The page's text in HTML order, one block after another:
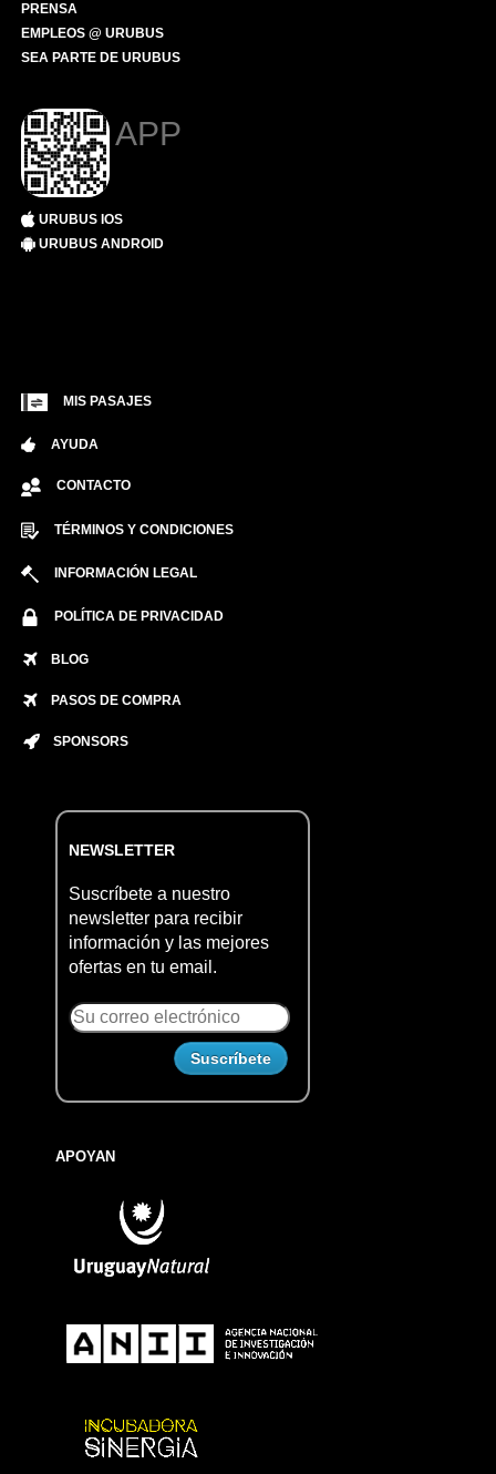
PRENSA
EMPLEOS @ URUBUS
SEA PARTE DE URUBUS
APP
URUBUS IOS
URUBUS ANDROID
MIS PASAJES
AYUDA
CONTACTO
TÉRMINOS Y CONDICIONES
INFORMACIÓN LEGAL
POLÍTICA DE PRIVACIDAD
BLOG
PASOS DE COMPRA
SPONSORS
NEWSLETTER
Suscríbete a nuestro
newsletter para recibir
información y las mejores
ofertas en tu email.
APOYAN